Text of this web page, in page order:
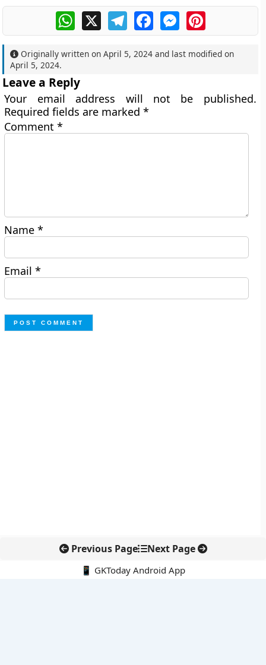
WhatsApp
X TelegramFacebookMessengerPinterest
Originally written onApril 5, 2024 and last modified on
April 5, 2024.
Leave a Reply
Your email address will not be published.
Required fields are marked*
Comment*
Name*
Email*
Previous Page Next Page
📱 GKToday Android App